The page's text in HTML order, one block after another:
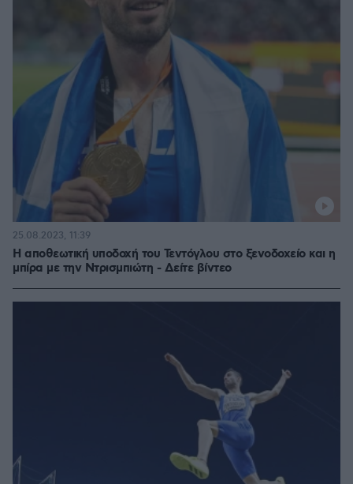
Η αποθεωτική υποδοχή του Τεντόγλου στο ξενοδοχείο και η
μπίρα με την Ντρισμπιώτη - Δείτε βίντεο
25.08.2023, 11:39